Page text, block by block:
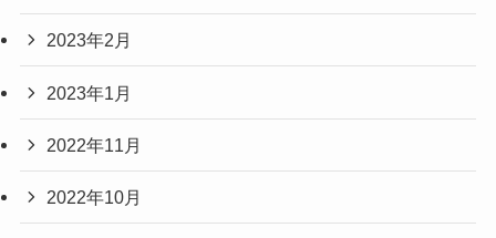
2023年2月
2023年1月
2022年11月
2022年10月